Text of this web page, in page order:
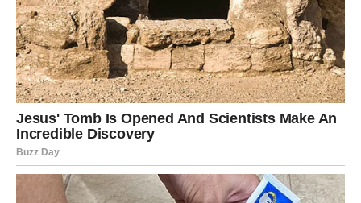
Nova prilika za staru priču
Strijelčevi ulaze u period tokom kojeg će imati priliku da
razmisle o odnosu koji je nekada mnogo značio.
Zvijezde pokazuju da bi nastavak te priče sada mogao
imati mnogo sretniji kraj.
Poruka srca